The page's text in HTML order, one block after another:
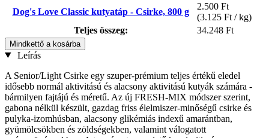
Dog's Love Classic kutyatáp - Csirke, 800 g
2.500 Ft
(3.125 Ft / kg)
Teljes összeg:
34.248 Ft
Mindkettő a kosárba
Leírás
A Senior/Light Csirke egy szuper-prémium teljes értékű eledel
idősebb normál aktivitású és alacsony aktivitású kutyák számára -
bármilyen fajtájú és méretű. Az új FRESH-MIX módszer szerint,
gabona nélkül készült, gazdag friss élelmiszer-minőségű csirke és
pulyka-izomhúsban, alacsony glikémiás indexű amarántban,
gyümölcsökben és zöldségekben, valamint válogatott